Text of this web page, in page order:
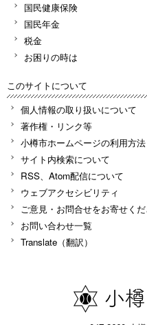
国民健康保険
国民年金
税金
お困りの時は
このサイトについて
個人情報の取り扱いについて
著作権・リンク等
小樽市ホームページの利用方法
サイト内検索について
RSS、Atom配信について
ウェブアクセシビリティ
ご意見・お問合せをお寄せく
お問い合わせ一覧
Translate（翻訳）